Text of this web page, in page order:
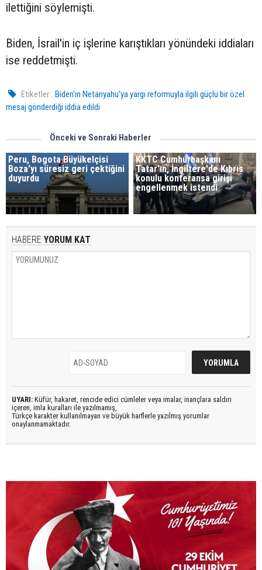
ilettiğini söylemişti.
Biden, İsrail'in iç işlerine karıştıkları yönündeki iddiaları
ise reddetmişti.
Etiketler : Biden'ın Netanyahu'ya yargı reformuyla ilgili güçlü bir özel
mesaj gönderdiği iddia edildi
Önceki ve Sonraki Haberler
Peru, Bogota Büyükelçisi
Boza'yı süresiz geri çektiğini
duyurdu
KKTC Cumhurbaşkanı
Tatar'ın, İngiltere'de Kıbrıs
konulu konferansa girişi
engellenmek istendi
HABERE YORUM KAT
UYARI: Küfür, hakaret, rencide edici cümleler veya imalar, inançlara saldırı
içeren, imla kuralları ile yazılmamış,
Türkçe karakter kullanılmayan ve büyük harflerle yazılmış yorumlar
onaylanmamaktadır.